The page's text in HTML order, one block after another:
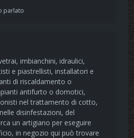
parlato
imbianchini, idraulici,
e piastrellisti, installatori e
di riscaldamento o
antifurto o domotici,
nel trattamento di cotto,
disinfestazioni, del
un artigiano per eseguire
in negozio qui può trovare